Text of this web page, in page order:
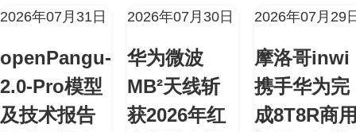
2026年07月31日
openPangu-
2.0-Pro模型
及技术报告
2026年07月30日
华为微波
MB²天线斩
获2026年红
2026年07月29
摩洛哥inwi
携手华为完
成8T8R商